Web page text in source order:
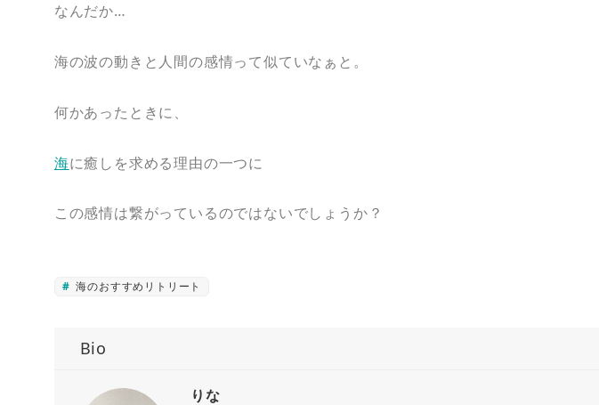
なんだか…
海の波の動きと人間の感情って似ていなぁと。
何かあったときに、
海に癒しを求める理由の一つに
この感情は繋がっているのではないでしょうか？
海のおすすめリトリート
Bio
りな